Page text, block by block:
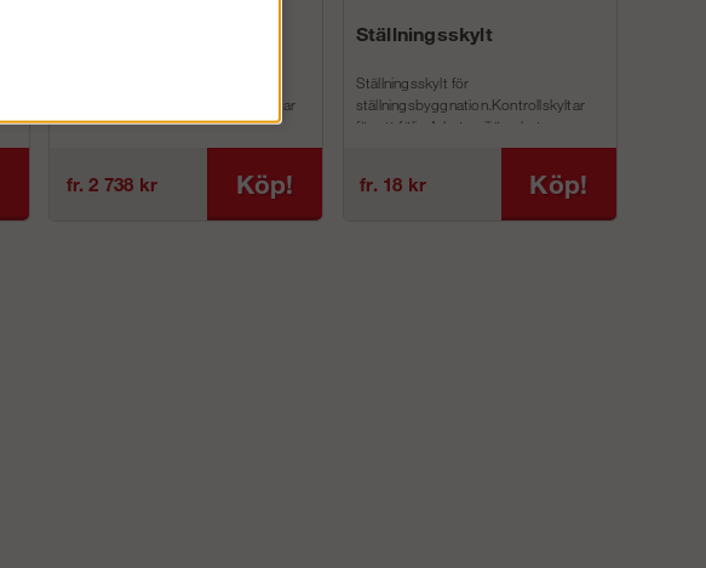
hantverkarställning och rullställningar
från AlufaseVåra plattformar är
tillverkade av finsk plywood ...
fr. 2 738 kr Köp!
Ställningsskylt
Ställningsskylt för
ställningsbyggnation.Kontrollskyltar
för att följa Arbetsmiljöverkets nya
regler AFS 2013:4Vi har ...
fr. 18 kr Köp!